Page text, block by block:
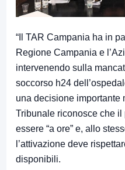
“Il TAR Campania ha in
Regione Campania e
intervenendo sulla
soccorso h24
una decisione importante
Tribunale riconosce che
essere “a ore” e, allo
l’attivazione deve
disponibili.